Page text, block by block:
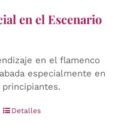
en el Escenario
en el flamenco
especialmente en
Detalles